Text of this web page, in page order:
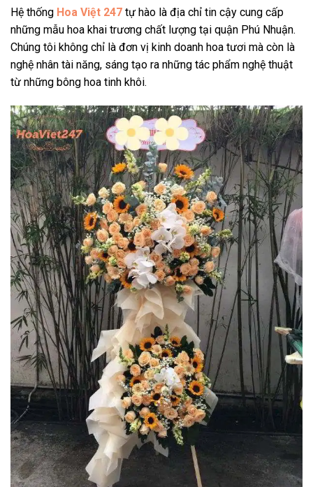
Hệ thống Hoa Việt 247 tự hào là địa chỉ tin cậy cung cấp
những mẫu hoa khai trương chất lượng tại quận Phú Nhuận.
Chúng tôi không chỉ là đơn vị kinh doanh hoa tươi mà còn là
nghệ nhân tài năng, sáng tạo ra những tác phẩm nghệ thuật
từ những bông hoa tinh khôi.